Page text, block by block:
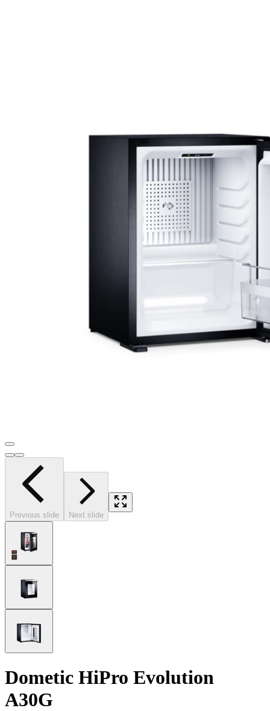
Previous slide Next slide
Dometic HiPro Evolution
A30G